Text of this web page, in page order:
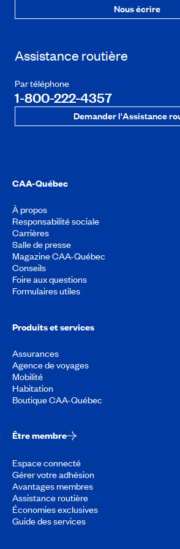
Nous écrire
Assistance routière
Par téléphone
1-800-222-4357
Demander l'Assistance
CAA-Québec
À propos
Responsabilité sociale
Carrières
Salle de presse
Magazine CAA-Québec
Conseils
Foire aux questions
Formulaires utiles
Produits et services
Assurances
Agence de voyages
Mobilité
Habitation
Boutique CAA-Québec
Être membre
Espace connecté
Gérer votre adhésion
Avantages membres
Assistance routière
Économies exclusives
Guide des services